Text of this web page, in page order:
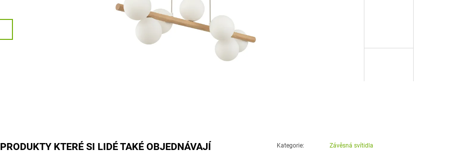
PRODUKTY KTERÉ SI LIDÉ TAKÉ OBJEDNÁVAJÍ Kategorie: Závěsná svítidla